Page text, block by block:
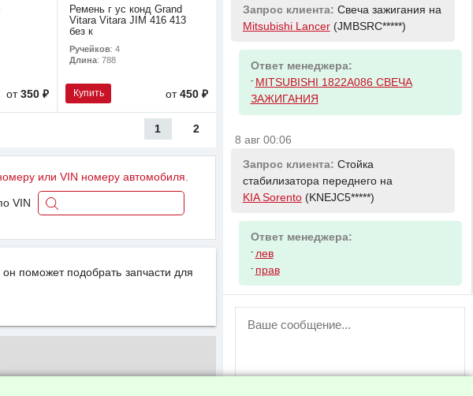
от350 ₽
Ремень г ус конд Grand
Vitara Vitara JIM 416 413
без к
Ручейков: 4
Длина: 788
Купить от 450 ₽
1 2
или VIN номеру автомобиля.
VIN
поможет подобрать запчасти для
Запрос клиента: Свеча зажигания на
Mitsubishi Lancer(JMBSRC*****)
Ответ менеджера:
- MITSUBISHI 1822A086 СВЕЧА
ЗАЖИГАНИЯ
8 авг 00:06
Запрос клиента: Стойка
стабилизатора переднего на
KIA Sorento(KNEJC5*****)
Ответ менеджера:
- лев
- прав
ВНИМАНИЕ!
пользователей временно отключена!